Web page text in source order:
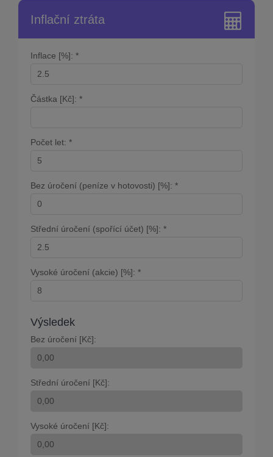
Inflační ztráta
Inflace [%]: *
Částka [Kč]: *
Počet let: *
Bez úročení (peníze v hotovosti) [%]: *
Střední úročení (spořící účet) [%]: *
Vysoké úročení (akcie) [%]: *
Výsledek
Bez úročení [Kč]:
Střední úročení [Kč]:
Vysoké úročení [Kč]: